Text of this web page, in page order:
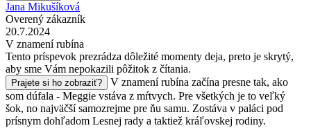
Jana Mikušíková
Overený zákazník
20.7.2024
V znamení rubína
Tento príspevok prezrádza dôležité momenty deja, preto je skrytý,
aby sme Vám nepokazili pôžitok z čítania.
Prajete si ho zobraziť?
V znamení rubína začína presne tak, ako
som dúfala - Meggie vstáva z mŕtvych. Pre všetkých je to veľký
šok, no najväčší samozrejme pre ňu samu. Zostáva v paláci pod
prísnym dohľadom Lesnej rady a taktiež kráľovskej rodiny.